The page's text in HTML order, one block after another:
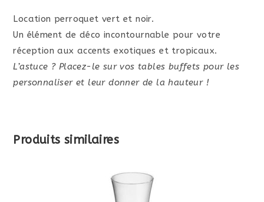
Location perroquet vert et noir.
Un élément de déco incontournable pour votre
réception aux accents exotiques et tropicaux.
L’astuce ? Placez-le sur vos tables buffets pour les
personnaliser et leur donner de la hauteur !
Produits similaires